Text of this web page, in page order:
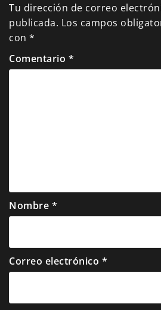
Tu dirección de correo
publicada. Los campos
con *
Comentario *
Nombre *
Correo electrónico *